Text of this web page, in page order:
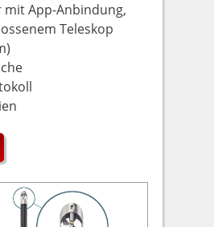
App-Anbindung,
Teleskop